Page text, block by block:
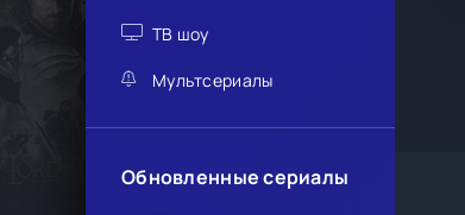
ТВ шоу
Мультсериалы
Обновленные сериалы